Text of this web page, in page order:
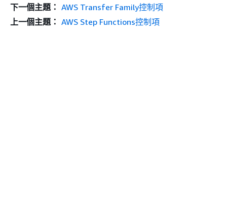
下一個主題： AWS Transfer Family控制項
上一個主題： AWS Step Functions控制項